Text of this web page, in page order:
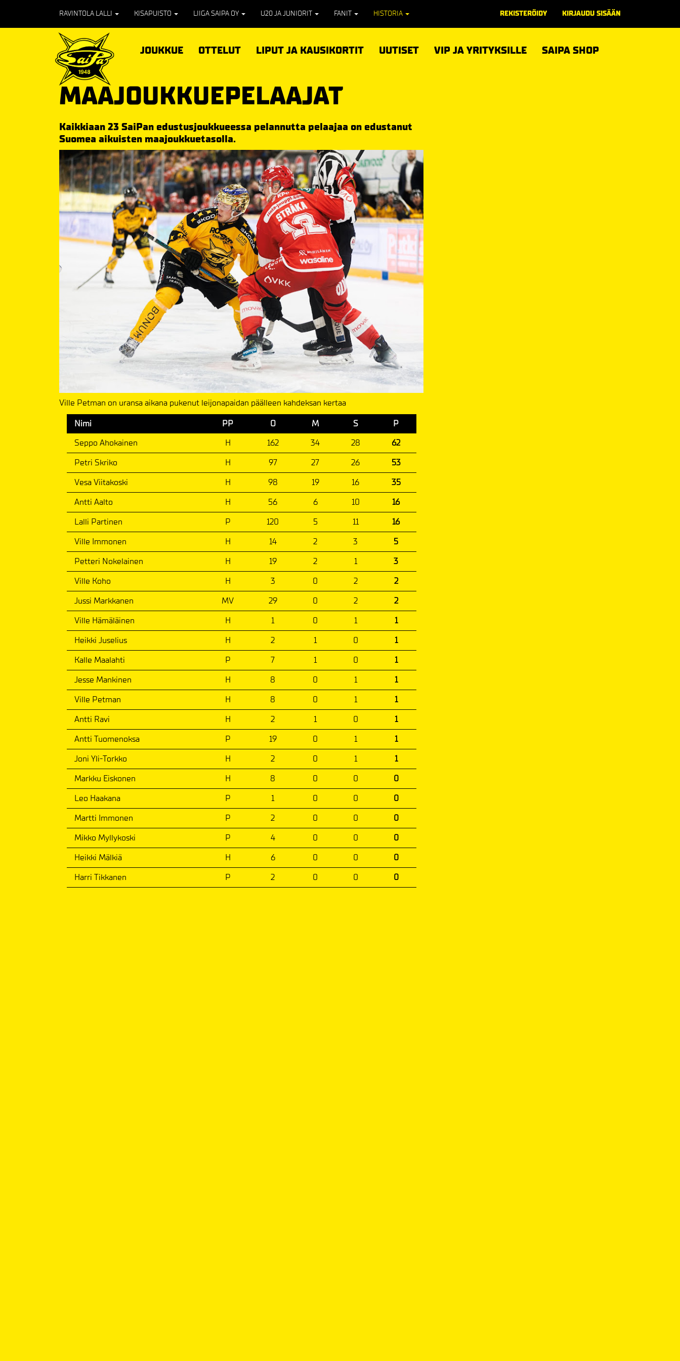
RAVINTOLA LALLI KISAPUISTO LIIGA SAIPA OY U20 JA JUNIORIT FANIT HISTORIA REKISTERÖIDY KIRJAUDU SISÄÄN
JOUKKUE OTTELUT LIPUT JA KAUSIKORTIT UUTISET VIP JA YRITYKSILLE SAIPA SHOP
MAAJOUKKUEPELAAJAT
Kaikkiaan 23 SaiPan edustusjoukkueessa pelannutta pelaajaa on edustanut
Suomea aikuisten maajoukkuetasolla.
Ville Petman on uransa aikana pukenut leijonapaidan päälleen kahdeksan kertaa
Nimi
PP O M S
P
Seppo Ahokainen
H 162 34 28
62
Petri Skriko
H 97 27 26
53
Vesa Viitakoski
H 98 19 16
35
Antti Aalto
H 56 6 10
16
Lalli Partinen
P 120 5 11
16
Ville Immonen
H 14 2 3
5
Petteri Nokelainen
H 19 2 1
3
Ville Koho
H 3 0 2
2
Jussi Markkanen
MV 29 0 2
2
Ville Hämäläinen
H 1 0 1
1
Heikki Juselius
H 2 1 0
1
Kalle Maalahti
P 7 1 0
1
Jesse Mankinen
H 8 0 1
1
Ville Petman
H 8 0 1
1
Antti Ravi
H 2 1 0
1
Antti Tuomenoksa
P 19 0 1
1
Joni Yli-Torkko
H 2 0 1
1
Markku Eiskonen
H 8 0 0
0
Leo Haakana
P 1 0 0
0
Martti Immonen
P 2 0 0
0
Mikko Myllykoski
P 4 0 0
0
Heikki Mälkiä
H 6 0 0
0
Harri Tikkanen
P 2 0 0 0